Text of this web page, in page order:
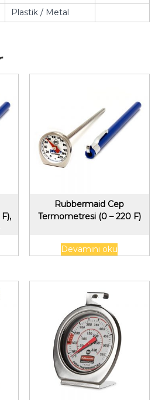
Plastik / Metal
Rubbermaid Cep
Termometresi (0 – 220 F)
Devamını oku